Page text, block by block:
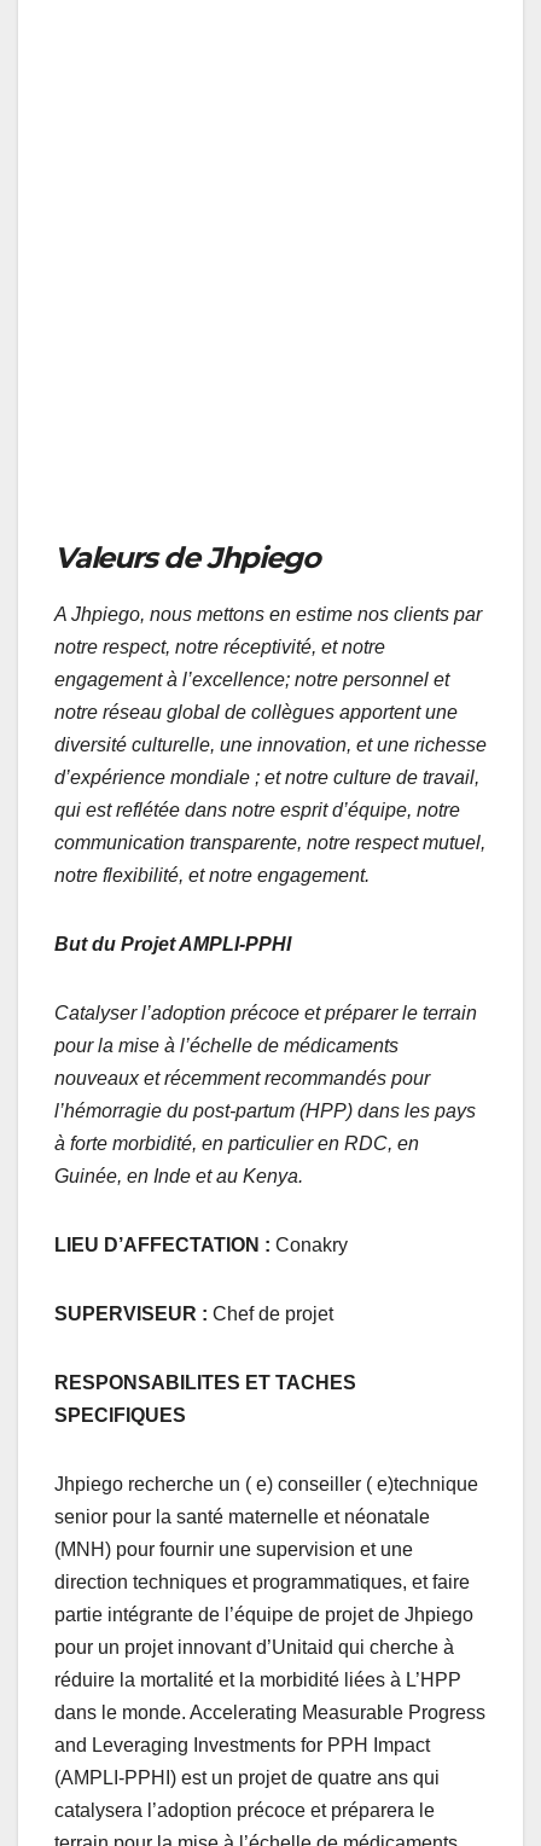
Valeurs de Jhpiego
A Jhpiego, nous mettons en estime nos clients par
notre respect, notre réceptivité, et notre
engagement à l’excellence; notre personnel et
notre réseau global de collègues apportent une
diversité culturelle, une innovation, et une richesse
d’expérience mondiale ; et notre culture de travail,
qui est reflétée dans notre esprit d’équipe, notre
communication transparente, notre respect mutuel,
notre flexibilité, et notre engagement.
But du Projet AMPLI-PPHI
Catalyser l’adoption précoce et préparer le terrain
pour la mise à l’échelle de médicaments
nouveaux et récemment recommandés pour
l’hémorragie du post-partum (HPP) dans les pays
à forte morbidité, en particulier en RDC, en
Guinée, en Inde et au Kenya.
LIEU D’AFFECTATION : Conakry
SUPERVISEUR : Chef de projet
RESPONSABILITES ET TACHES
SPECIFIQUES
Jhpiego recherche un ( e) conseiller ( e)technique
senior pour la santé maternelle et néonatale
(MNH) pour fournir une supervision et une
direction techniques et programmatiques, et faire
partie intégrante de l’équipe de projet de Jhpiego
pour un projet innovant d’Unitaid qui cherche à
réduire la mortalité et la morbidité liées à L’HPP
dans le monde. Accelerating Measurable Progress
and Leveraging Investments for PPH Impact
(AMPLI-PPHI) est un projet de quatre ans qui
catalysera l’adoption précoce et préparera le